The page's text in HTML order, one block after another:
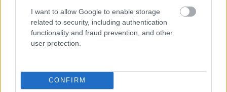
I want to allow Google to enable storage
related to security, including authentication
functionality and fraud prevention, and other
user protection.
CONFIRM
ステップ2 - 混合（順列）
SHA-3はデータを吸収した後、スポンジを内部で
わせます。これにより、入力にわずかな変化があ
っても、全く異なるハッシュが生成されます。